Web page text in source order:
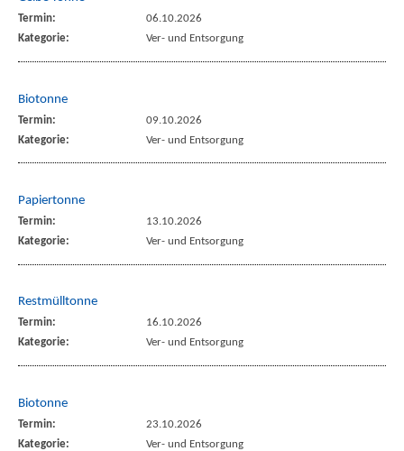
Termin:
06.10.2026
Kategorie:
Ver- und Entsorgung
Biotonne
Termin:
09.10.2026
Kategorie:
Ver- und Entsorgung
Papiertonne
Termin:
13.10.2026
Kategorie:
Ver- und Entsorgung
Restmülltonne
Termin:
16.10.2026
Kategorie:
Ver- und Entsorgung
Biotonne
Termin:
23.10.2026
Kategorie:
Ver- und Entsorgung